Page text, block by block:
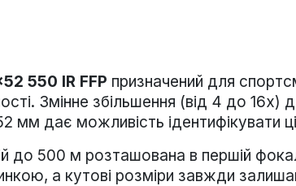
550 IR FFP призначений для
Змінне збільшення (від 4 до 16х)
мм дає можливість ідентифікувати
до 500 м розташована в першій
а кутові розміри завжди